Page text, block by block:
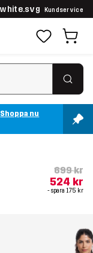
Kundservice
Shoppa nu
699 kr
524 kr
- spara 175 kr